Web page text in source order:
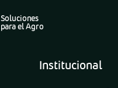
Soluciones
para el Agro
Institucional